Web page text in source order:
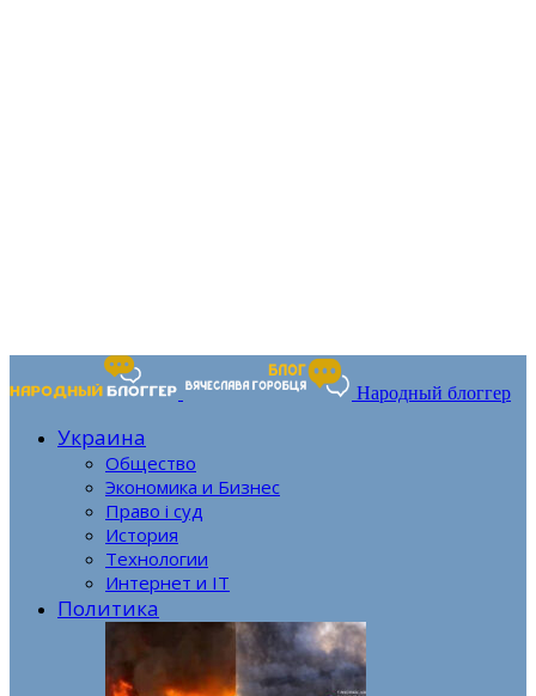
Народный блоггер
Украина
Общество
Экономика и Бизнес
Право і суд
История
Технологии
Интернет и IT
Политика